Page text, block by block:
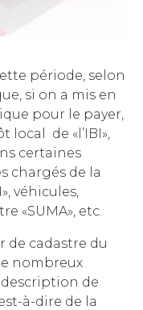
période, selon
si on a mis en
pour le payer,
local de «l’IBI»,
certaines
chargés de la
véhicules,
«SUMA», etc.
de cadastre du
nombreux
de
à-dire de la